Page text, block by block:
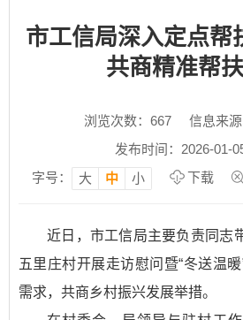
市工信局深入定点帮
共商精准帮
浏览次数： 667
信息来
发布时间：2026-01-
字号：
大 中 小 下载
近日，市工信局主要负责同志
五里庄村开展走访慰问暨“冬送温
需求，共商乡村振兴发展举措。